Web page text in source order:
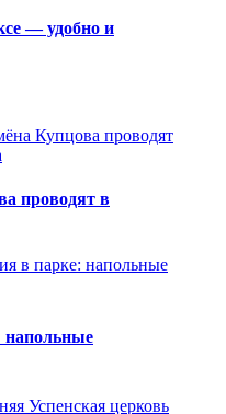
— удобно и
проводят в
напольные